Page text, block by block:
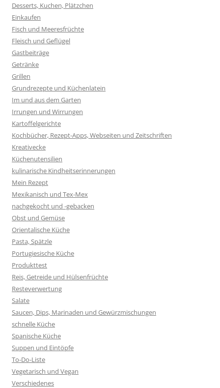
Desserts, Kuchen, Plätzchen
Einkaufen
Fisch und Meeresfrüchte
Fleisch und Geflügel
Gastbeiträge
Getränke
Grillen
Grundrezepte und Küchenlatein
Im und aus dem Garten
Irrungen und Wirrungen
Kartoffelgerichte
Kochbücher, Rezept-Apps, Webseiten und Zeitschriften
Kreativecke
Küchenutensilien
kulinarische Kindheitserinnerungen
Mein Rezept
Mexikanisch und Tex-Mex
nachgekocht und -gebacken
Obst und Gemüse
Orientalische Küche
Pasta, Spätzle
Portugiesische Küche
Produkttest
Reis, Getreide und Hülsenfrüchte
Resteverwertung
Salate
Saucen, Dips, Marinaden und Gewürzmischungen
schnelle Küche
Spanische Küche
Suppen und Eintöpfe
To-Do-Liste
Vegetarisch und Vegan
Verschiedenes